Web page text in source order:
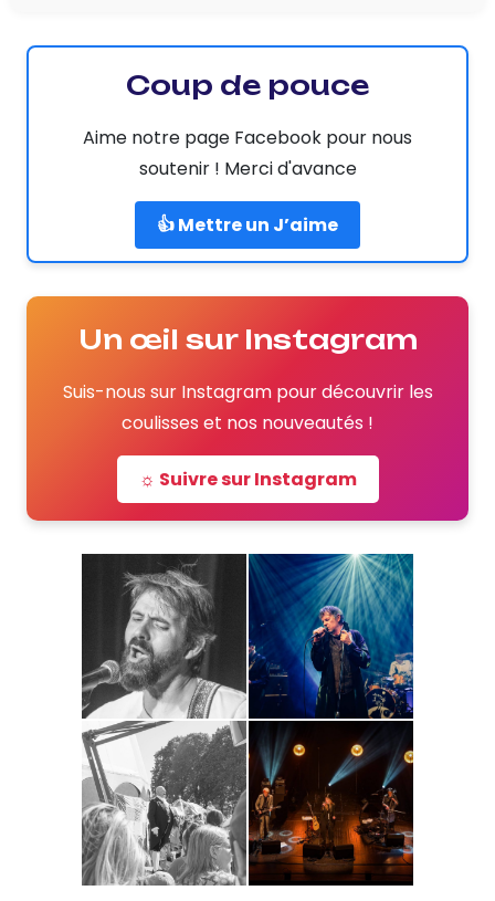
Coup de pouce
Aime notre page Facebook pour nous
soutenir ! Merci d'avance
👍 Mettre un J’aime
Un œil sur Instagram
Suis-nous sur Instagram pour découvrir les
coulisses et nos nouveautés !
☼ Suivre sur Instagram